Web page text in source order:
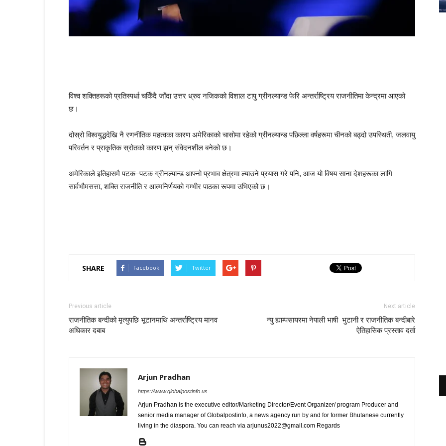
विश्व शक्तिहरूको प्रतिस्पर्धा चर्किँदै जाँदा उत्तर ध्रुव नजिकको विशाल टापु ग्रीनल्यान्ड फेरि अन्तर्राष्ट्रिय राजनीतिमा केन्द्रमा आएको
छ।
दोस्रो विश्वयुद्धदेखि नै रणनीतिक महत्वका कारण अमेरिकाको चासोमा रहेको ग्रीनल्यान्ड पछिल्ला वर्षहरूमा चीनको बढ्दो उपस्थिती, जलवायु
परिवर्तन र प्राकृतिक स्रोतको कारण झन् संवेदनशील बनेको छ।
अमेरिकाले इतिहासमै पटक–पटक ग्रीनल्यान्ड आफ्नो प्रभाव क्षेत्रमा ल्याउने प्रयास गरे पनि, आज यो विषय साना देशहरूका लागि
सार्वभौमसत्ता, शक्ति राजनीति र आत्मनिर्णयको गम्भीर पाठका रूपमा उभिएको छ।
SHARE Facebook Twitter
Previous article
राजनीतिक बन्दीको मृत्युपछि भूटानमाथि अन्तर्राष्ट्रिय मानव
अधिकार दबाब
Next article
न्यु ह्याम्पसायरमा नेपाली भाषी भुटानी र राजनीतिक बन्दीबारे
ऐतिहासिक प्रस्ताव दर्ता
Arjun Pradhan
https://www.globalpostinfo.us
Arjun Pradhan is the executive editor/Marketing Director/Event Organizer/ program Producer and
senior media manager of Globalpostinfo, a news agency run by and for former Bhutanese currently
living in the diaspora. You can reach via arjunus2022@gmail.com Regards